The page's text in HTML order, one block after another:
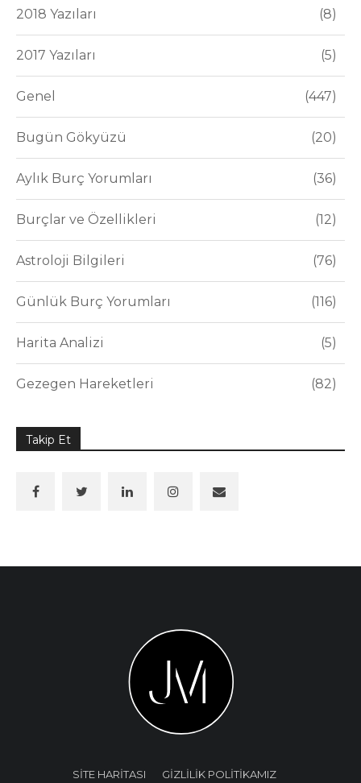
2018 Yazıları 8
2017 Yazıları 5
Genel 447
Bugün Gökyüzü 20
Aylık Burç Yorumları 36
Burçlar ve Özellikleri 12
Astroloji Bilgileri 76
Günlük Burç Yorumları 116
Harita Analizi 5
Gezegen Hareketleri 82
Takip Et
SİTE HARİTASI GİZLİLİK POLİTİKAMIZ